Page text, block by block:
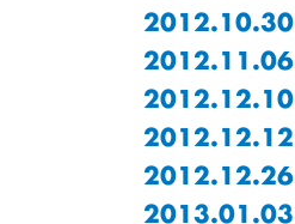
2012.10.30
2012.11.06
2012.12.10
2012.12.12
2012.12.26
2013.01.03